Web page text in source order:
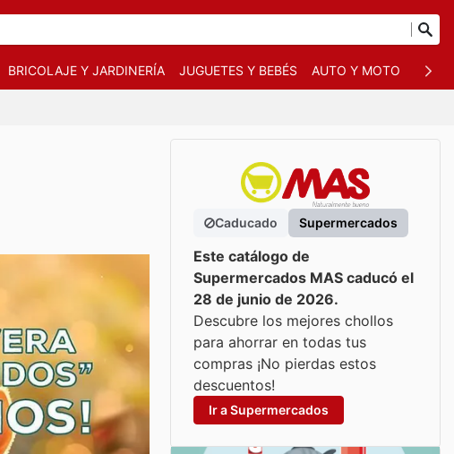
BRICOLAJE Y JARDINERÍA JUGUETES Y BEBÉS AUTO Y MOTO
Caducado Supermercados
Este catálogo de
Supermercados MAS caducó el
28 de junio de 2026.
Descubre los mejores chollos
para ahorrar en todas tus
compras ¡No pierdas estos
descuentos!
Ir a Supermercados